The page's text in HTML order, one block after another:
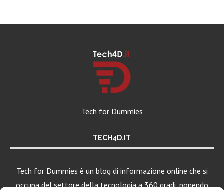
Tech for Dummies
TECH4D.IT
Tech for Dummies è un blog di informazione online che si
occupa del settore della tecnologia a 360 gradi, ponendo